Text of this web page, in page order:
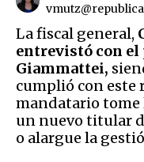
La fiscal general,
entrevistó con
Giammattei,
cumplió con este
mandatario tome
un nuevo titular
o alargue la